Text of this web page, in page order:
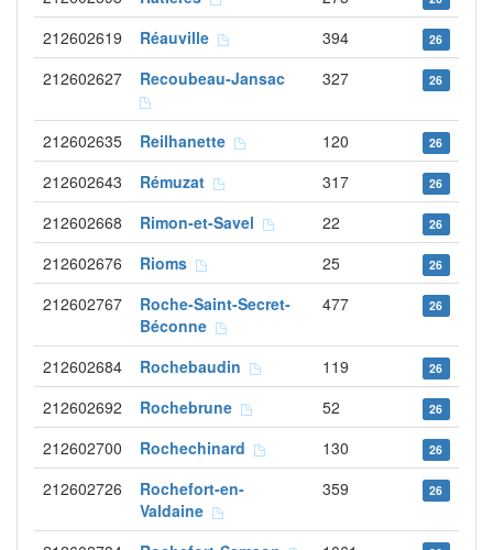
212602619 Réauville 394 26
212602627 Recoubeau-Jansac 327 26
212602635 Reilhanette 120 26
212602643 Rémuzat 317 26
212602668 Rimon-et-Savel 22 26
212602676 Rioms 25 26
212602767
Roche-Saint-Secret-
Béconne
477 26
212602684 Rochebaudin 119 26
212602692 Rochebrune 52 26
212602700 Rochechinard 130 26
212602726
Rochefort-en-
Valdaine
359 26